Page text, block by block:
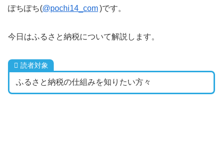
ぽちぽち(@pochi14_com)です。
今日はふるさと納税について解説します。
読者対象
ふるさと納税の仕組みを知りたい方々